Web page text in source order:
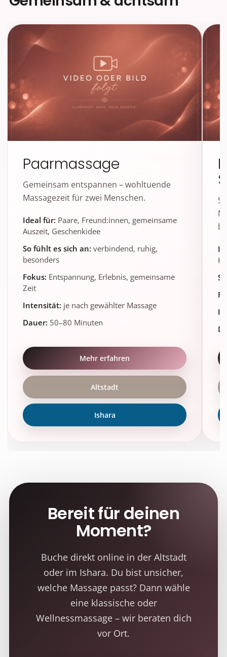
Paarmassage
Gemeinsam entspannen – wohltuende
Massagezeit für zwei Menschen.
Ideal für: Paare, Freund:innen, gemeinsame
Auszeit, Geschenkidee
So fühlt es sich an: verbindend, ruhig,
besonders
Fokus: Entspannung, Erlebnis, gemeinsame
Zeit
Intensität: je nach gewählter Massage
Dauer: 50–80 Minuten
Mehr erfahren
Altstadt
Ishara
Bereit für deinen
Moment?
Buche direkt online in der Altstadt
oder im Ishara. Du bist unsicher,
welche Massage passt? Dann wähle
eine klassische oder
Wellnessmassage – wir beraten dich
vor Ort.